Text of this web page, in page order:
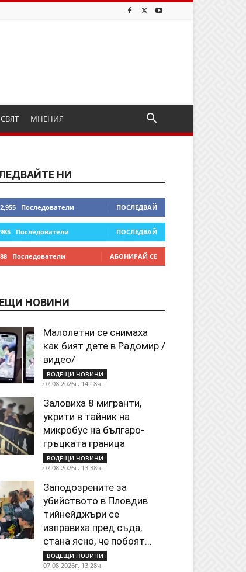
СВЯТ МНЕНИЯ
НИ
2,955 Последователи ПОСЛЕДВАЙ
985 Последователи ПОСЛЕДВАЙ
88 Последователи АБОНИРАЙ СЕ
НОВИНИ
Малолетни се снимаха
как бият дете в Радомир /
видео/
ВОДЕЩИ НОВИНИ
07.08.2026г. 14:18ч.
Заловиха 8 мигранти,
укрити в тайник на
микробус на българо-
гръцката граница
ВОДЕЩИ НОВИНИ
07.08.2026г. 13:38ч.
Заподозрените за
убийството в Пловдив
тийнейджъри се
изправиха пред съда,
стана ясно, че побоят...
ВОДЕЩИ НОВИНИ
07.08.2026г. 13:28ч.